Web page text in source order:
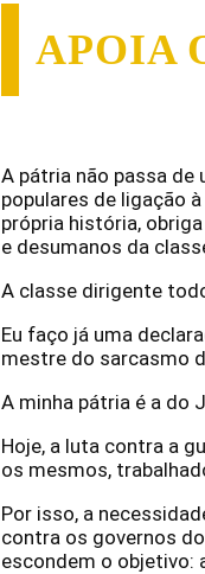
APOIA
A pátria não passa
populares de ligação
própria história,
e desumanos da
A classe dirigente
Eu faço já uma
mestre do sarcasmo
A minha pátria é a do
Hoje, a luta contra a
os mesmos,
Por isso, a
contra os governos
escondem o objetivo: